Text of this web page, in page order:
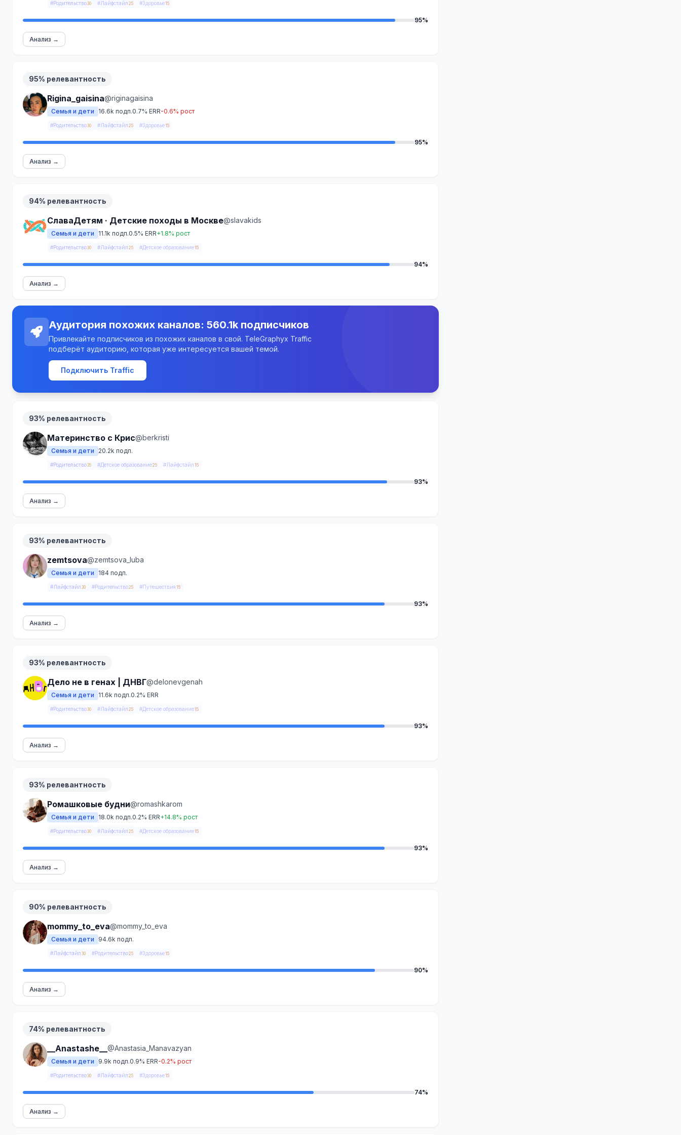
#Родительство30 #Лайфстайл 25 #Здоровье15
95%
Анализ →
95% релевантность
Rigina_gaisina@riginagaisina
Семья и дети 16.6k подп.0.7% ERR-0.6% рост
#Родительство30 #Лайфстайл 25 #Здоровье15
95%
Анализ →
94% релевантность
СлаваДетям · Детские походы в Москве@slavakids
Семья и дети 11.1k подп.0.5% ERR+1.8% рост
#Родительство30 #Лайфстайл 25 #Детское образование15
94%
Анализ →
Аудитория похожих каналов: 560.1k подписчиков
Привлекайте подписчиков из похожих каналов в свой. TeleGraphyx Traffic
подберёт аудиторию, которая уже интересуется вашей темой.
Подключить Traffic
93% релевантность
Материнство с Крис@berkristi
Семья и дети 20.2k подп.
#Родительство35 #Детское образование25 #Лайфстайл 15
93%
Анализ →
93% релевантность
zemtsova@zemtsova_luba
Семья и дети 184 подп.
#Лайфстайл 30 #Родительство25 #Путешествия 15
93%
Анализ →
93% релевантность
Дело не в генах | ДНВГ@delonevgenah
Семья и дети 11.6k подп.0.2% ERR
#Родительство30 #Лайфстайл 25 #Детское образование15
93%
Анализ →
93% релевантность
Ромашковые будни@romashkarom
Семья и дети 18.0k подп.0.2% ERR+14.8% рост
#Родительство30 #Лайфстайл 25 #Детское образование15
93%
Анализ →
90% релевантность
mommy_to_eva@mommy_to_eva
Семья и дети 94.6k подп.
#Лайфстайл 30 #Родительство25 #Здоровье15
90%
Анализ →
74% релевантность
__Anastashe__ @Anastasia_Manavazyan
Семья и дети 9.9k подп.0.9% ERR-0.2% рост
#Родительство30 #Лайфстайл 25 #Здоровье15
74%
Анализ →